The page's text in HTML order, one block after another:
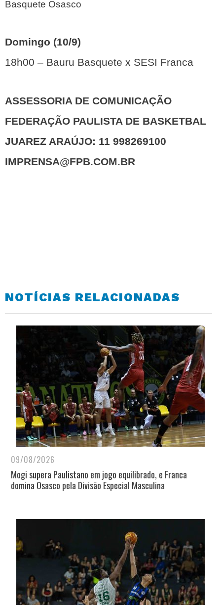
Basquete Osasco
Domingo (10/9)
18h00 – Bauru Basquete x SESI Franca
ASSESSORIA DE COMUNICAÇÃO
FEDERAÇÃO PAULISTA DE BASKETBAL
JUAREZ ARAÚJO: 11 998269100
IMPRENSA@FPB.COM.BR
NOTÍCIAS RELACIONADAS
09/08/2026
Mogi supera Paulistano em jogo equilibrado, e Franca
domina Osasco pela Divisão Especial Masculina